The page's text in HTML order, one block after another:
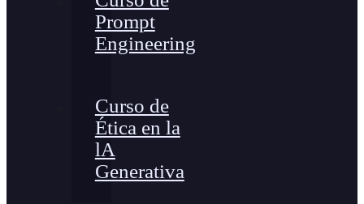
Prompt
Engineering
Curso de
Ética en la
lA
Generativa